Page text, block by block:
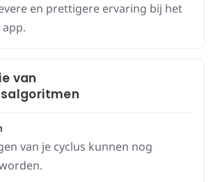
en prettigere ervaring bij het
van
van je cyclus kunnen nog